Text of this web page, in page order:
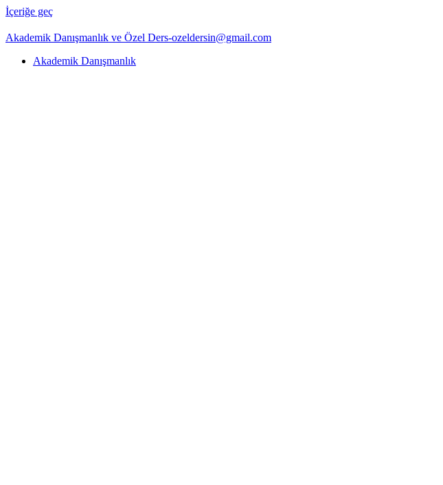
İçeriğe geç
Akademik Danışmanlık ve Özel Ders-ozeldersin@gmail.com
Akademik Danışmanlık